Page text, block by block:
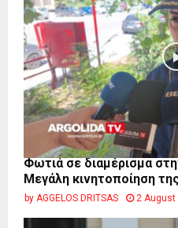
Φωτιά σε διαμέρισμα
Μεγάλη κινητοποίηση
by AGGELOS DRITSAS 2 August